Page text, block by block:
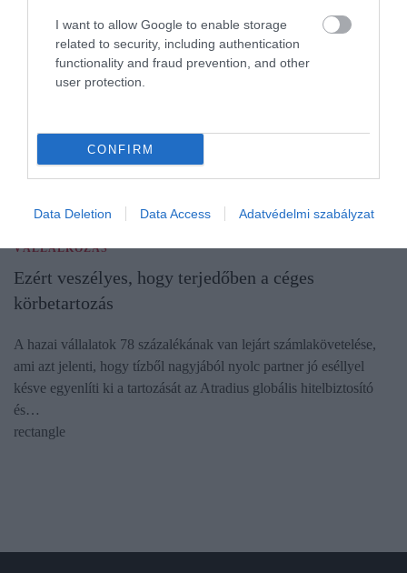
I want to allow Google to enable storage
related to security, including authentication
functionality and fraud prevention, and other
user protection.
CONFIRM
Data Deletion Data Access Adatvédelmi szabályzat
VÁLLALKOZÁS
Ezért veszélyes, hogy terjedőben a céges
körbetartozás
A hazai vállalatok 78 százalékának van lejárt számlakövetelése,
ami azt jelenti, hogy tízből nagyjából nyolc partner jó eséllyel
késve egyenlíti ki a tartozását az Atradius globális hitelbiztosító
és…
rectangle